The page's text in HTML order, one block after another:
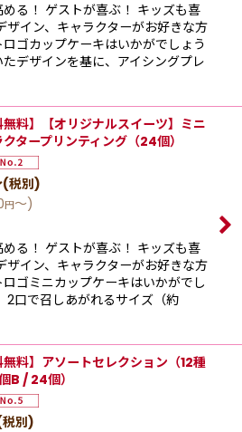
る！ ゲストが喜ぶ！ キッズも喜
ザイン、キャラクターがお好きな方
ゴカップケーキはいかがでしょう
デザインを基に、アイシングプレ
無料】【オリジナルスイーツ】ミニ
タープリンティング（24個）
(税別)
円～)
る！ ゲストが喜ぶ！ キッズも喜
ザイン、キャラクターがお好きな方
ゴミニカップケーキはいかがでし
2口で召しあがれるサイズ（約
無料】アソートセレクション（12種
B / 24個）
別)